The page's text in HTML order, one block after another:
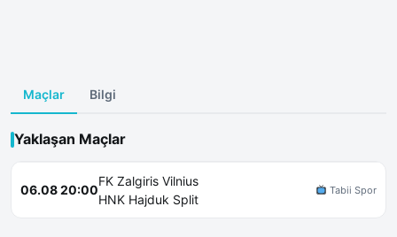
Maçlar Bilgi
Yaklaşan Maçlar
06.08 20:00
FK Zalgiris Vilnius
HNK Hajduk Split
Tabii Spor